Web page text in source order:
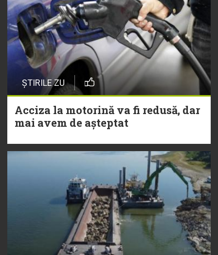
ȘTIRILE ZU
Acciza la motorină va fi redusă, dar
mai avem de așteptat